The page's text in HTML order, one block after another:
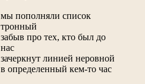
мы пополняли список
тронный
забыв про тех, кто был до
нас
зачеркнут линией неровной
в определенный кем-то час